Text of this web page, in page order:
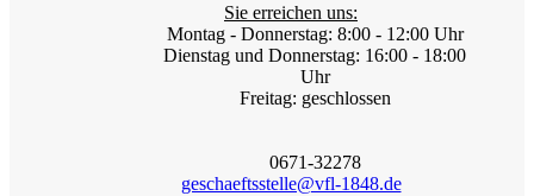
Sie erreichen uns:
Montag - Donnerstag: 8:00 - 12:00 Uhr
Dienstag und Donnerstag: 16:00 - 18:00
Uhr
Freitag: geschlossen
0671-32278
geschaeftsstelle@vfl-1848.de